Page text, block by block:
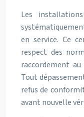
Les
en service. Ce
respect des
raccordement
Tout
refus de
avant nouvelle